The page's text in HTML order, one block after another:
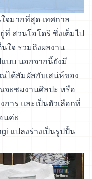
จมากที่สุด เทศกาล
สวนโอโดริ ซึ่งเต็มไป
ใจ รวมถึงผลงาน
บบ นอกจากนี้ยังมี
ได้สัมผัสกับเสน่ห์ของ
จะชมงานศิลปะ หรือ
าร และเป็นตัวเลือกที่
นค่ะ
แปลงร่างเป็นรูปปั้น